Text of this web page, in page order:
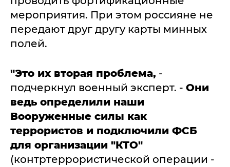
мероприятия. При этом россияне не
передают друг другу карты минных
полей.
"Это их вторая проблема, -
подчеркнул военный эксперт. - Они
ведь определили наши
Вооруженные силы как
террористов и подключили ФСБ
для организации "КТО"
(контртеррористической операции -